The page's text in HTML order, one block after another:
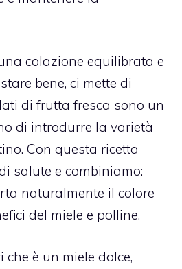
colazione equilibrata e
bene, ci mette di
di frutta fresca sono un
di introdurre la varietà
Con questa ricetta
salute e combiniamo:
naturalmente il colore
del miele e polline.
è un miele dolce,